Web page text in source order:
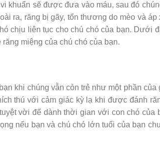
khuẩn sẽ được đưa vào máu, sau đó
ra, răng bị gãy, tổn thương do mèo và
chịu liên tục cho chú chó của bạn. Dưới
miệng của chú chó của bạn.
khi chúng vẫn còn trẻ như một phần
thú với cảm giác kỳ lạ khi được đánh
vời để dành thời gian với con chó của
nếu bạn và chú chó lớn tuổi của bạn